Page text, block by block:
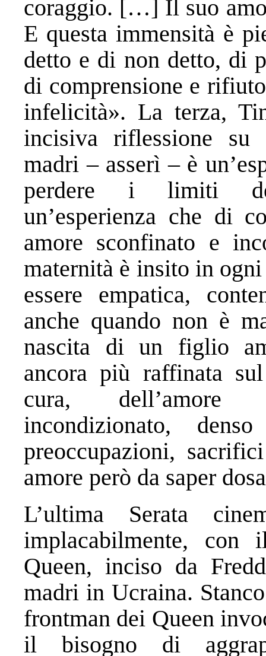
coraggio. […] Il suo
E questa immensità è
detto e di non detto, di
di comprensione e
infelicità». La terza,
incisiva riflessione su
madri – asserì – è
perdere i limiti
un’esperienza che di
amore sconfinato e
maternità è insito in
essere empatica,
anche quando non è
nascita di un figlio
ancora più raffinata
cura, dell’amore
incondizionato,
preoccupazioni,
amore però da saper
L’ultima Serata
implacabilmente, con
Queen, inciso da
madri in Ucraina.
frontman dei Queen
il bisogno di